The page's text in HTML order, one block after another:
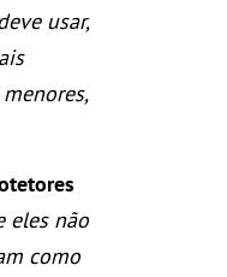
usar,
eles não
como